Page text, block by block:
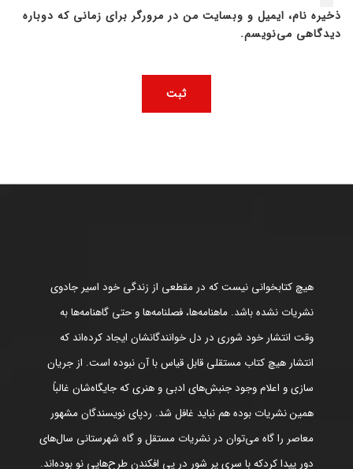
ذخیره نام، ایمیل و وبسایت من در مرورگر برای زمانی که دوباره
دیدگاهی می‌نویسم.
هیچ کتابخوانی نیست که در مقطعی از زندگی خود اسیر جادوی
نشریات نشده باشد. ماهنامه‌ها، فصلنامه‌ها و حتی گاهنامه‌ها به
وقت انتشار خود شوری در دل خوانندگانشان ایجاد کرده‌اند که
انتشار هیچ کتاب مستقلی قابل قیاس با آن نبوده است. از جریان
سازی و اعلام وجود جنبش‌های ادبی و هنری که جایگاه‌شان غالباً
همین نشریات بوده هم نباید غافل شد. ردپای نویسندگان مشهور
معاصر را گاه می‌توان در نشریات مستقل و گاه شهرستانی سال‌های
دور پیدا کردکه با سری پر شور در پی افکندن طرح‌هایی نو بوده‌اند.